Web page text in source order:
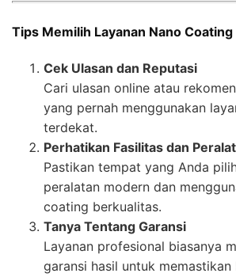
Tips Memilih Layanan Nano
Cek Ulasan dan Reputasi
Cari ulasan online atau
yang pernah menggunakan
terdekat.
Perhatikan Fasilitas dan
Pastikan tempat yang Anda
peralatan modern dan
coating berkualitas.
Tanya Tentang Garansi
Layanan profesional biasanya
garansi hasil untuk memastikan